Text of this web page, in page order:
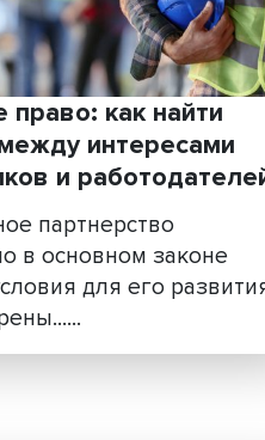
цифровую эпоху
СМИ уступают
которые